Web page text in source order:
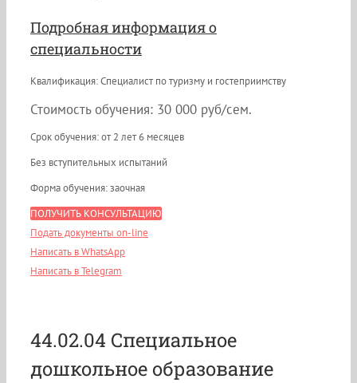
Подробная информация о
специальности
Квалификация: Специалист по туризму и гостеприимству
Стоимость обучения: 30 000 руб/сем.
Срок обучения: от 2 лет 6 месяцев
Без вступительных испытаний
Форма обучения: заочная
ПОЛУЧИТЬ КОНСУЛЬТАЦИЮ
Подать документы on-line
Написать в WhatsApp
Написать в Telegram
44.02.04 Специальное
дошкольное образование